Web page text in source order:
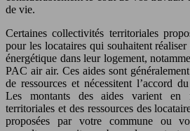
de vie.
Certaines collectivités territoriales
pour les locataires qui souhaitent
énergétique dans leur logement,
PAC air air. Ces aides sont
de ressources et nécessitent l’accord
Les montants des aides varient en
territoriales et des ressources des
proposées par votre commune ou